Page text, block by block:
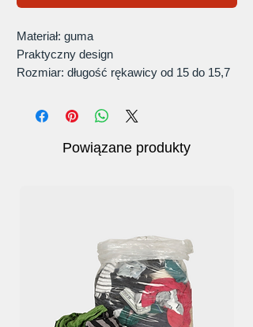
Materiał: guma
Praktyczny design
Rozmiar: długość rękawicy od 15 do 15,7
zapobiec przedostawaniu się wody do
uniwersalny.Powiązane produkty